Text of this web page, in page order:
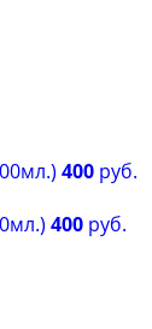
400 руб.
400 руб.